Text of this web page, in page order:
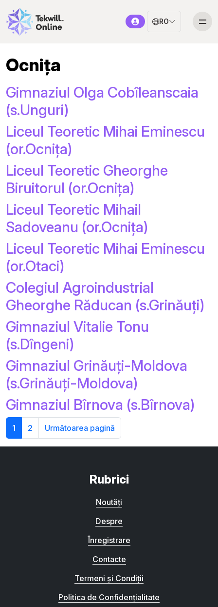
RO
Ocnița
Gimnaziul Olga Cobîleanscaia
(s.Unguri)
Liceul Teoretic Mihai Eminescu
(or.Ocnița)
Liceul Teoretic Gheorghe
Biruitorul (or.Ocnița)
Liceul Teoretic Mihail
Sadoveanu (or.Ocnița)
Liceul Teoretic Mihai Eminescu
(or.Otaci)
Colegiul Agroindustrial
Gheorghe Răducan (s.Grinăuți)
Gimnaziul Vitalie Tonu
(s.Dîngeni)
Gimnaziul Grinăuți-Moldova
(s.Grinăuți-Moldova)
Gimnaziul Bîrnova (s.Bîrnova)
1 2 Următoarea pagină
Rubrici
Noutăți
Despre
Înregistrare
Contacte
Termeni și Condiții
Politica de Confidențialitate